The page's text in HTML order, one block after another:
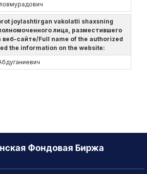
joylashtirgan vakolatli shaxsning
лица, разместившего
сайте/Full name of the authorized
the information on the website:
Фондовая Биржа